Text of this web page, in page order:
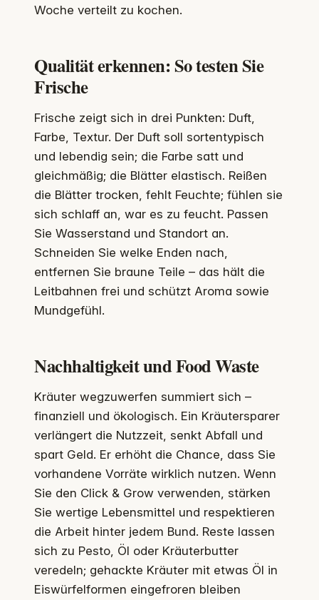
Woche verteilt zu kochen.
Qualität erkennen: So testen Sie
Frische
Frische zeigt sich in drei Punkten: Duft,
Farbe, Textur. Der Duft soll sortentypisch
und lebendig sein; die Farbe satt und
gleichmäßig; die Blätter elastisch. Reißen
die Blätter trocken, fehlt Feuchte; fühlen sie
sich schlaff an, war es zu feucht. Passen
Sie Wasserstand und Standort an.
Schneiden Sie welke Enden nach,
entfernen Sie braune Teile – das hält die
Leitbahnen frei und schützt Aroma sowie
Mundgefühl.
Nachhaltigkeit und Food Waste
Kräuter wegzuwerfen summiert sich –
finanziell und ökologisch. Ein Kräutersparer
verlängert die Nutzzeit, senkt Abfall und
spart Geld. Er erhöht die Chance, dass Sie
vorhandene Vorräte wirklich nutzen. Wenn
Sie den Click & Grow verwenden, stärken
Sie wertige Lebensmittel und respektieren
die Arbeit hinter jedem Bund. Reste lassen
sich zu Pesto, Öl oder Kräuterbutter
veredeln; gehackte Kräuter mit etwas Öl in
Eiswürfelformen eingefroren bleiben